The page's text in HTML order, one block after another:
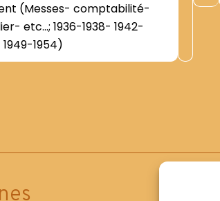
(Messes- comptabilité-
etc...; 1936-1938- 1942-
1954)